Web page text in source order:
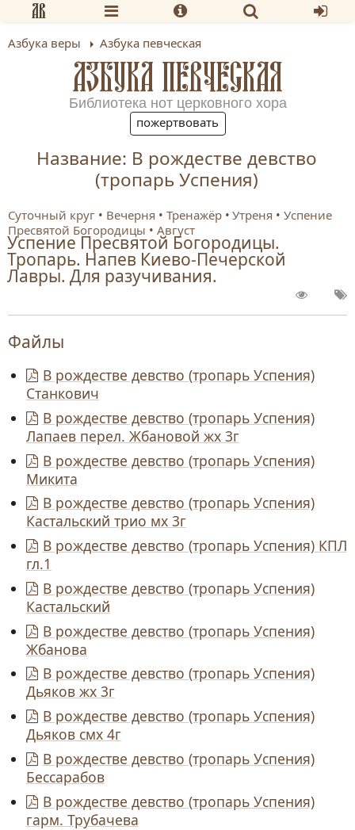
Азбука веры Азбука певческая
АЗБУКА ПЕВЧЕСКАЯ
Библиотека нот церковного хора
пожертвовать
Название: В рождестве девство
(тропарь Успения)
Суточный круг Вечерня Тренажёр Утреня
Успение
Пресвятой Богородицы
Август
Успение Пресвятой Богородицы.
Тропарь. Напев Киево-Печерской
Лавры. Для разучивания.
Файлы
В рождестве девство (тропарь Успения)
Станкович
В рождестве девство (тропарь Успения)
Лапаев перел. Жбановой жх 3г
В рождестве девство (тропарь Успения)
Микита
В рождестве девство (тропарь Успения)
Кастальский трио мх 3г
В рождестве девство (тропарь Успения) КПЛ
гл.1
В рождестве девство (тропарь Успения)
Кастальский
В рождестве девство (тропарь Успения)
Жбанова
В рождестве девство (тропарь Успения)
Дьяков жх 3г
В рождестве девство (тропарь Успения)
Дьяков смх 4г
В рождестве девство (тропарь Успения)
Бессарабов
В рождестве девство (тропарь Успения)
гарм. Трубачева